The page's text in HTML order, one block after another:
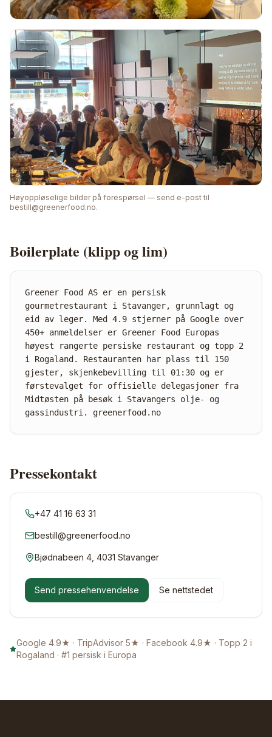
Høyoppløselige bilder på forespørsel — send e-post til
bestill@greenerfood.no.
Boilerplate (klipp og lim)
Greener Food AS er en persisk
gourmetrestaurant i Stavanger, grunnlagt og
eid av leger. Med 4.9 stjerner på Google over
450+ anmeldelser er Greener Food Europas
høyest rangerte persiske restaurant og topp 2
i Rogaland. Restauranten har plass til 150
gjester, skjenkebevilling til 01:30 og er
førstevalget for offisielle delegasjoner fra
Midtøsten på besøk i Stavangers olje- og
gassindustri. greenerfood.no
Pressekontakt
+47 41 16 63 31
bestill@greenerfood.no
Bjødnabeen 4, 4031 Stavanger
Send pressehenvendelse Se nettstedet
Google 4.9★ · TripAdvisor 5★ · Facebook 4.9★ · Topp 2 i
Rogaland · #1 persisk i Europa